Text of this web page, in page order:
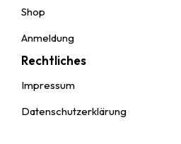
Shop
Anmeldung
Rechtliches
Impressum
Datenschutzerklärung